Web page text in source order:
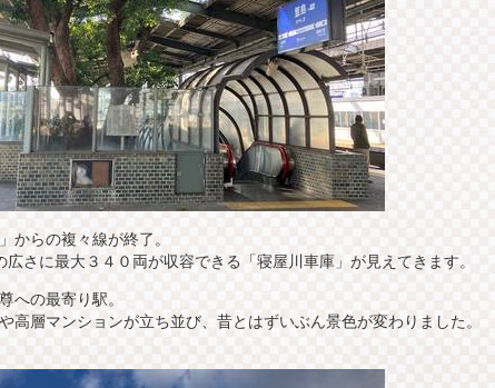
からの複々線が終了。
さに最大３４０両が収容できる「寝屋川車庫」が見えてきます。
への最寄り駅。
高層マンションが立ち並び、昔とはずいぶん景色が変わりました。